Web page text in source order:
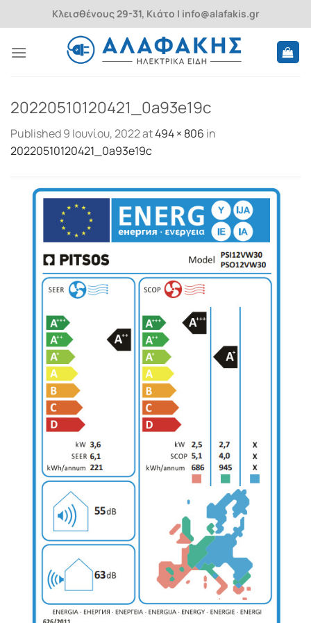
to
Κλεισθένους 29-31, Κιάτο | info@alafakis.gr
20220510120421_0a93e19c
Published9 Ιουνίου, 2022at494 × 806 in
20220510120421_0a93e19c